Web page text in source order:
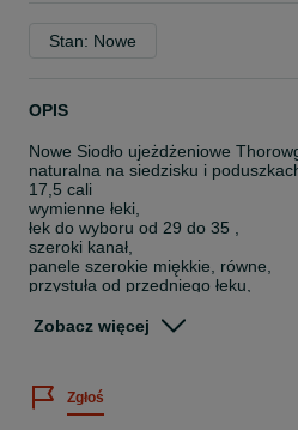
Stan: Nowe
OPIS
Nowe Siodło ujeżdżeniowe
naturalna na siedzisku i
17,5 cali
wymienne łeki,
łek do wyboru od 29 do 35 ,
szeroki kanał,
panele szerokie miękkie, równe,
przystuła od przedniego łeku,
duży klocek kolanowy na rzep
Wystawiamy faktury.
Możliwa przymiarka- zasady na
Zobacz więcej
Zgłoś